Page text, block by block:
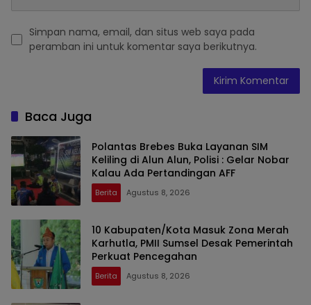
Simpan nama, email, dan situs web saya pada
peramban ini untuk komentar saya berikutnya.
Baca Juga
Polantas Brebes Buka Layanan SIM
Keliling di Alun Alun, Polisi : Gelar Nobar
Kalau Ada Pertandingan AFF
Berita Agustus 8, 2026
10 Kabupaten/Kota Masuk Zona Merah
Karhutla, PMII Sumsel Desak Pemerintah
Perkuat Pencegahan
Berita Agustus 8, 2026